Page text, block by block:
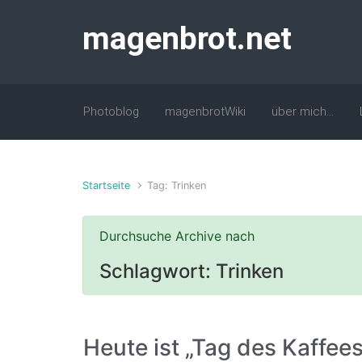
magenbrot.net
Photoblog magenbrotWiki über mich…
Startseite Tag: Trinken
Durchsuche Archive nach
Schlagwort: Trinken
Heute ist „Tag des